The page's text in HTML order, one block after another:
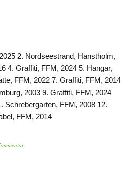
2. Nordseestrand, Hanstholm,
4. Graffiti, FFM, 2024 5. Hangar,
FFM, 2022 7. Graffiti, FFM, 2014
2003 9. Graffiti, FFM, 2024
Schrebergarten, FFM, 2008 12.
FFM, 2014